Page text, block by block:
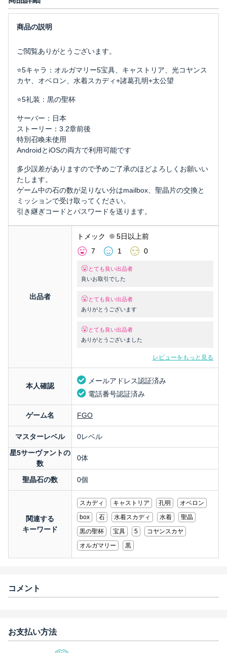
ご閲覧ありがとうございます。
⭐5キャラ：オルガマリー5宝具、キャストリア、光コヤンス
カヤ、オベロン、水着スカディ+諸葛孔明+太公望
⭐5礼装：黒の聖杯
サーバー：日本
ストーリー：3.2章前後
特別召喚未使用
AndroidとiOSの両方で利用可能です
多少誤差がありますので予めご了承のほどよろしくお願いい
たします。
ゲーム中の石の数が足りない分はmailbox、聖晶片の交換と
ミッションで受け取ってください。
引き継ぎコードとパスワードを送ります。
出品者
トメック
5日以上前
7
1 0
とても良い出品者
良いお取引でした
とても良い出品者
ありがとうございます
とても良い出品者
ありがとうございました
レビューをもっと見る
本人確認
メールアドレス認証済み
電話番号認証済み
ゲーム名 FGO
マスターレベル
0レベル
星5サーヴァントの
数
0体
聖晶石の数 0個
関連する
キーワード
スカディ キャストリア 孔明
オベロン
box
石 水着スカディ 水着
聖晶
黒の聖杯
宝具 5
コヤンスカヤ
オルガマリー
黒
コメント
お支払い方法